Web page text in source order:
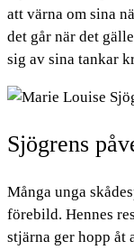
att värna om sina
det går när det
sig av sina tankar
Sjögrens
Många unga
förebild. Hennes
stjärna ger hopp åt